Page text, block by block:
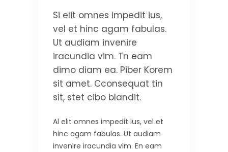
Si elit omnes impedit ius,
vel et hinc agam fabulas.
Ut audiam invenire
iracundia vim. Tn eam
dimo diam ea. Piber Korem
sit amet. Cconsequat tin
sit, stet cibo blandit.
Al elit omnes impedit ius, vel et
hinc agam fabulas. Ut audiam
invenire iracundia vim. En eam